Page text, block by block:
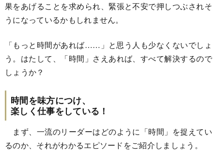
果をあげることを求められ、緊張と不安で押しつぶされそ
うになっているかもしれません。
「もっと時間があれば……」と思う人も少なくないでしょ
う。はたして、「時間」さえあれば、すべて解決するので
しょうか？
時間を味方につけ、
楽しく仕事をしている！
まず、一流のリーダーはどのように「時間」を捉えてい
るのか、それがわかるエピソードをご紹介しましょう。